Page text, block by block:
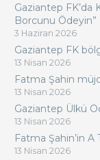
Gaziantep FK’da
Borcunu Ödeyin”
3 Haziran 2026
Gaziantep FK
13 Nisan 2026
Fatma Şahin
13 Nisan 2026
Gaziantep Ülkü
13 Nisan 2026
Fatma Şahin’in A
13 Nisan 2026